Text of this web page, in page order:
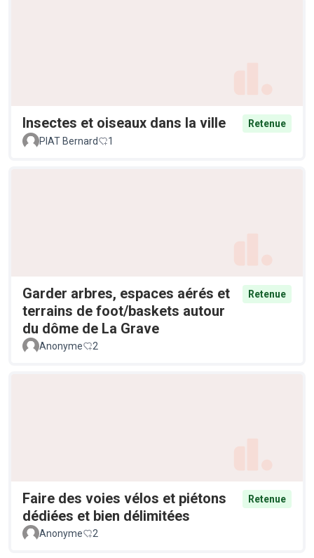
Insectes et oiseaux dans la ville
Retenue
PIAT Bernard
1
Garder arbres, espaces aérés et
terrains de foot/baskets autour
du dôme de La Grave
Retenue
Anonyme 2
Faire des voies vélos et piétons
dédiées et bien délimitées
Retenue
Anonyme 2